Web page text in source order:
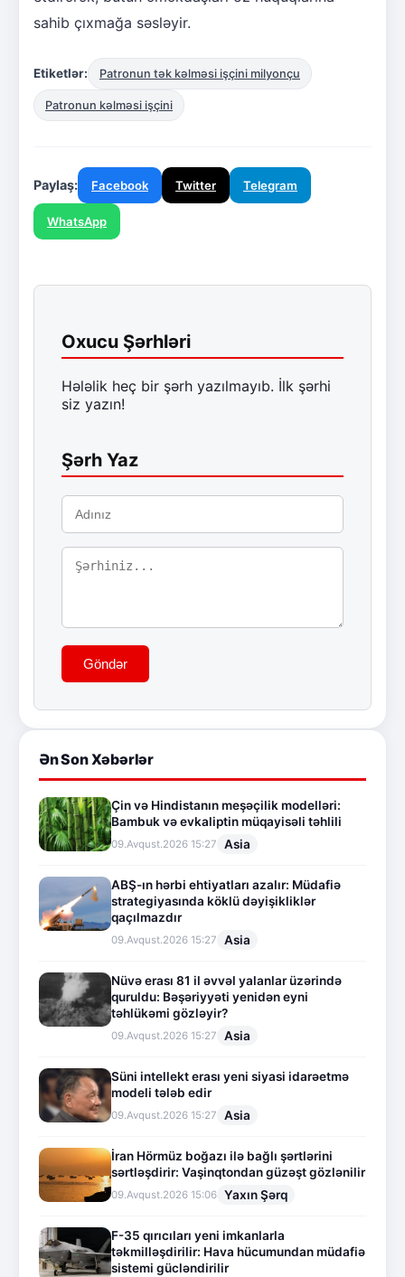
sahib çıxmağa səsləyir.
Etiketlər: Patronun tək kəlməsi işçini milyonçu
Patronun kəlməsi işçini
Paylaş: Facebook Twitter Telegram
WhatsApp
Oxucu Şərhləri
Hələlik heç bir şərh yazılmayıb. İlk şərhi
siz yazın!
Şərh Yaz
Göndər
Ən Son Xəbərlər
Çin və Hindistanın meşəçilik modelləri:
Bambuk və evkaliptin müqayisəli təhlili
09.Avqust.2026 15:27 Asia
ABŞ-ın hərbi ehtiyatları azalır: Müdafiə
strategiyasında köklü dəyişikliklər
qaçılmazdır
09.Avqust.2026 15:27 Asia
Nüvə erası 81 il əvvəl yalanlar üzərində
quruldu: Bəşəriyyəti yenidən eyni
təhlükəmi gözləyir?
09.Avqust.2026 15:27 Asia
Süni intellekt erası yeni siyasi idarəetmə
modeli tələb edir
09.Avqust.2026 15:27 Asia
İran Hörmüz boğazı ilə bağlı şərtlərini
sərtləşdirir: Vaşinqtondan güzəşt gözlənilir
09.Avqust.2026 15:06 Yaxın Şərq
F-35 qırıcıları yeni imkanlarla
təkmilləşdirilir: Hava hücumundan müdafiə
sistemi gücləndirilir